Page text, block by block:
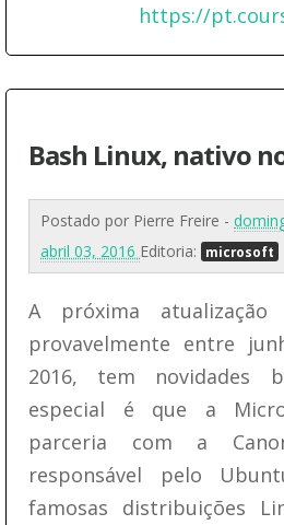
https://
Bash Linux, nativo
Postado por Pierre Freire -
abril 03, 2016 Editoria: microsoft
A próxima
provavelmente entre
2016, tem novidades
especial é que a
parceria com a
responsável pelo
famosas distribuições